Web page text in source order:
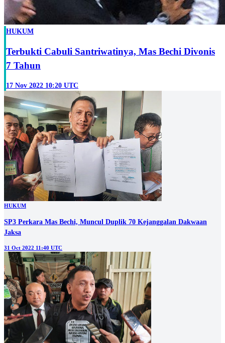
HUKUM
Terbukti Cabuli Santriwatinya, Mas Bechi Divonis
7 Tahun
17 Nov 2022 10:20 UTC
HUKUM
SP3 Perkara Mas Bechi, Muncul Duplik 70 Kejanggalan Dakwaan
Jaksa
31 Oct 2022 11:40 UTC